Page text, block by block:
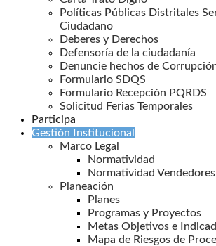
Políticas Públicas Distritales
Ciudadano
Deberes y Derechos
Defensoría de la ciudadanía
Denuncie hechos de
Formulario SDQS
Formulario Recepción PQRDS
Solicitud Ferias Temporales
Participa
Gestión Institucional
Marco Legal
Normatividad
Normatividad
Planeación
Planes
Programas y Proyectos
Metas Objetivos e
Mapa de Riesgos de